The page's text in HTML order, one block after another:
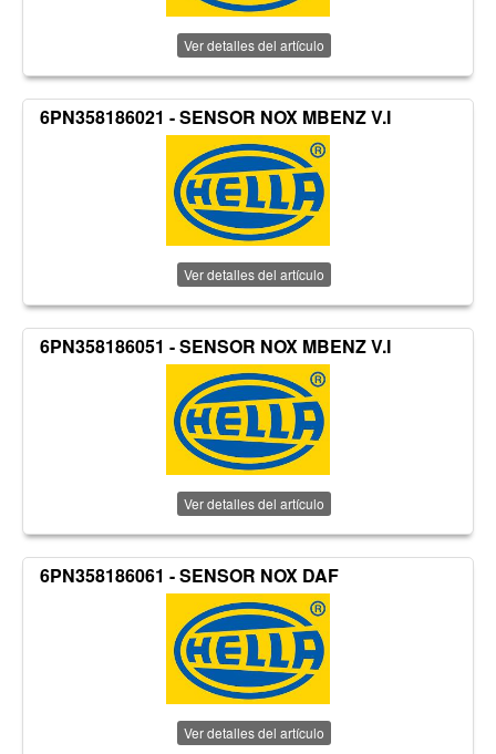
Ver detalles del artículo
6PN358186021 - SENSOR NOX MBENZ V.I
Ver detalles del artículo
6PN358186051 - SENSOR NOX MBENZ V.I
Ver detalles del artículo
6PN358186061 - SENSOR NOX DAF
Ver detalles del artículo